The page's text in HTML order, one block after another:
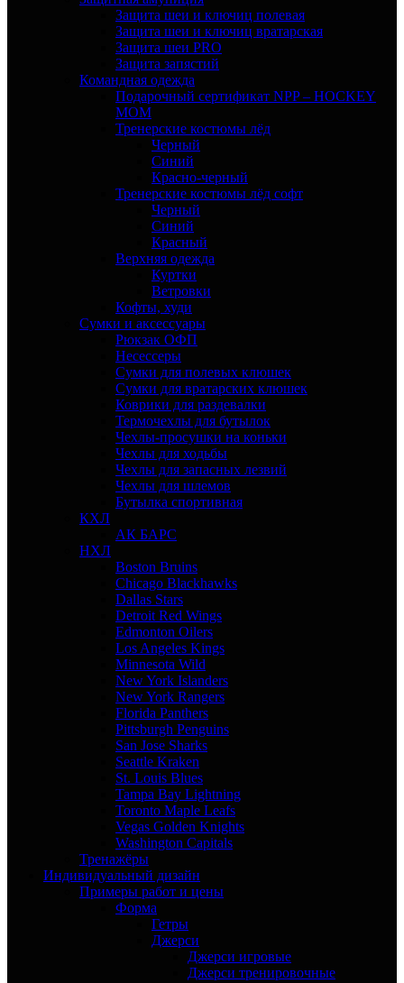
Защита шеи и ключиц полевая
Защита шеи и ключиц вратарская
Защита шеи PRO
Защита запястий
Командная одежда
Подарочный сертификат NPP – HOCKEY
MOM
Тренерские костюмы лёд
Черный
Синий
Красно-черный
Тренерские костюмы лёд софт
Черный
Синий
Красный
Верхняя одежда
Куртки
Ветровки
Кофты, худи
Сумки и аксессуары
Рюкзак ОФП
Несессеры
Сумки для полевых клюшек
Сумки для вратарских клюшек
Коврики для раздевалки
Термочехлы для бутылок
Чехлы-просушки на коньки
Чехлы для ходьбы
Чехлы для запасных лезвий
Чехлы для шлемов
Бутылка спортивная
КХЛ
АК БАРС
НХЛ
Boston Bruins
Chicago Blackhawks
Dallas Stars
Detroit Red Wings
Edmonton Oilers
Los Angeles Kings
Minnesota Wild
New York Islanders
New York Rangers
Florida Panthers
Pittsburgh Penguins
San Jose Sharks
Seattle Kraken
St. Louis Blues
Tampa Bay Lightning
Toronto Maple Leafs
Vegas Golden Knights
Washington Capitals
Тренажёры
Индивидуальный дизайн
Примеры работ и цены
Форма
Гетры
Джерси
Джерси игровые
Джерси тренировочные